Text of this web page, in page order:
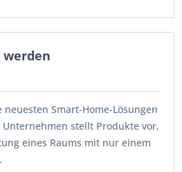
werden
Smart-Home-Lösungen
stellt Produkte vor,
eines Raums mit nur einem